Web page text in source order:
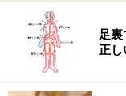
寒さに体が慣れ
定しますが、特
足
正し